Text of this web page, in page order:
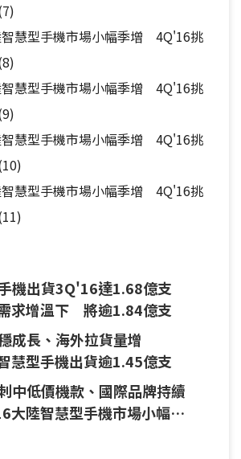
慧型手機市場小幅季增 4Q'16挑
慧型手機市場小幅季增 4Q'16挑
慧型手機市場小幅季增 4Q'16挑
慧型手機市場小幅季增 4Q'16挑
機出貨3Q'16達1.68億支
求增溫下 將逾1.84億支
成長、海外拉貨量增
慧型手機出貨逾1.45億支
中低價機款、國際品牌持續
陸智慧型手機市場小幅季